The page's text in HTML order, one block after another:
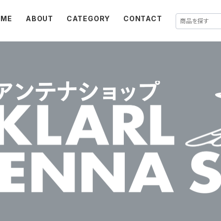
ABOUT CATEGORY CONTACT